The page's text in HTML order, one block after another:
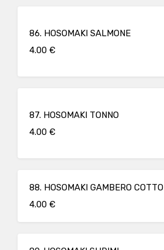
86. HOSOMAKI SALMONE
4.00 €
87. HOSOMAKI TONNO
4.00 €
88. HOSOMAKI GAMBERO COTTO
4.00 €